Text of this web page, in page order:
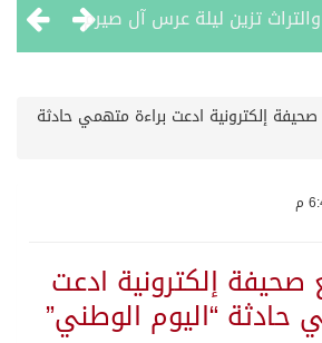
تزين ليلة عرس آل صيرم
إلكترونية ادعت براءة متهمي حادثة
إلكترونية ادعت
حادثة “اليوم الوطني”